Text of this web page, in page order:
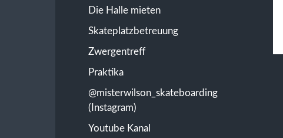
Die Halle mieten
Skateplatzbetreuung
Zwergentreff
Praktika
@misterwilson_skateboarding
(Instagram)
Youtube Kanal